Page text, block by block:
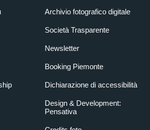
Archivio fotografico digitale
Società Trasparente
Newsletter
Booking Piemonte
Dichiarazione di accessibilità
Design & Development:
Pensativa